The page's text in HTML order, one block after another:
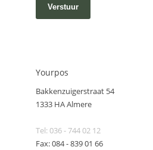
Verstuur
Yourpos
Bakkenzuigerstraat 54
1333 HA Almere
Tel: 036 - 744 02 12
Fax: 084 - 839 01 66